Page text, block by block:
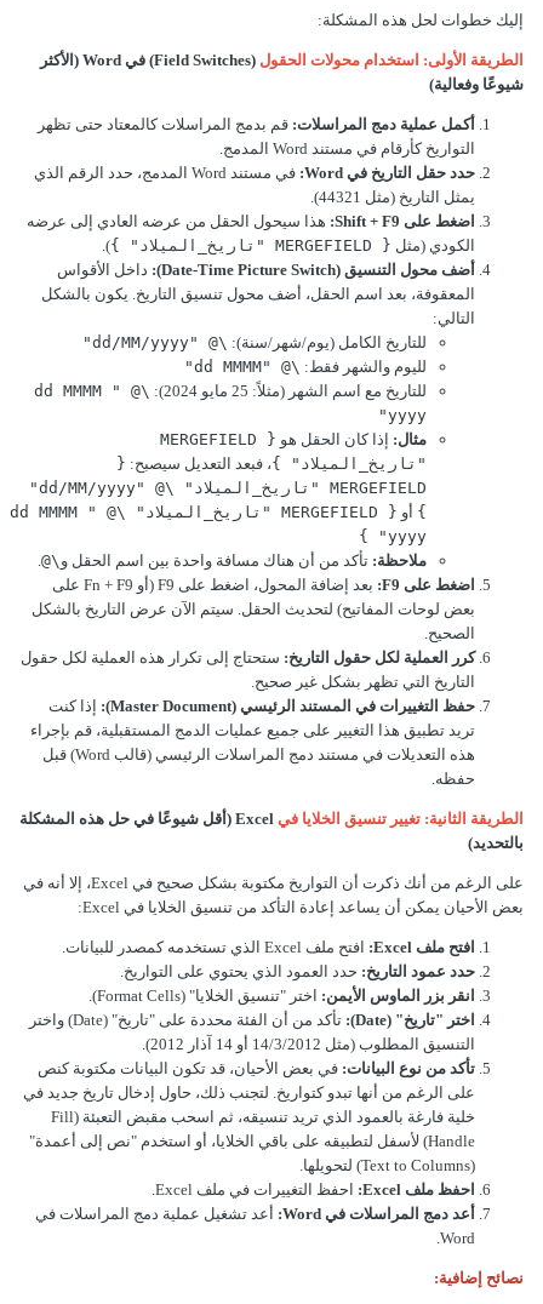
إليك خطوات لحل هذه المشكلة:
الطريقة الأولى: استخدام محولات الحقول
(Field Switches) في Word (الأكثر
شيوعًا وفعالية)
أكمل عملية دمج المراسلات:قم بدمج المراسلات كالمعتاد حتى تظهر
التواريخ كأرقام في مستند Word المدمج.
حدد حقل التاريخ في Word:
في مستند Word المدمج، حدد الرقم الذي
يمثل التاريخ (مثل 44321).
اضغط على Shift + F9:
هذا سيحول الحقل من عرضه العادي إلى عرضه
الكودي (مثل { MERGEFIELD "تاريخ_الميلاد" }
).
أضف محول التنسيق (Date-Time Picture Switch):
داخل الأقواس
المعقوفة، بعد اسم الحقل، أضف محول تنسيق التاريخ. يكون بالشكل
التالي:
للتاريخ الكامل (يوم/شهر/سنة): \@ "dd/MM/yyyy"
لليوم والشهر فقط: \@ "dd MMMM"
للتاريخ مع اسم الشهر (مثلاً: 25 مايو 2024):
\@ "dd MMMM
yyyy"
مثال:إذا كان الحقل هو
{ MERGEFIELD
"تاريخ_الميلاد" }، فبعد التعديل سيصبح: {
MERGEFIELD "تاريخ_الميلاد" \@ "dd/MM/yyyy"
}أو
{ MERGEFIELD "تاريخ_الميلاد" \@ "dd MMMM
yyyy" }
ملاحظة:تأكد من أن هناك مسافة واحدة بين اسم الحقل و\@
.
اضغط على F9:
بعد إضافة المحول، اضغط على F9 (أو Fn + F9 على
بعض لوحات المفاتيح) لتحديث الحقل. سيتم الآن عرض التاريخ بالشكل
الصحيح.
كرر العملية لكل حقول التاريخ:ستحتاج إلى تكرار هذه العملية لكل حقول
التاريخ التي تظهر بشكل غير صحيح.
حفظ التغييرات في المستند الرئيسي (Master Document):
إذا كنت
تريد تطبيق هذا التغيير على جميع عمليات الدمج المستقبلية، قم بإجراء
هذه التعديلات في مستند دمج المراسلات الرئيسي (قالب Word) قبل
حفظه.
الطريقة الثانية: تغيير تنسيق الخلايا في
Excel (أقل شيوعًا في حل هذه المشكلة
بالتحديد)
على الرغم من أنك ذكرت أن التواريخ مكتوبة بشكل صحيح في Excel، إلا أنه في
بعض الأحيان يمكن أن يساعد إعادة التأكد من تنسيق الخلايا في Excel:
افتح ملف Excel:
افتح ملف Excel الذي تستخدمه كمصدر للبيانات.
حدد عمود التاريخ:حدد العمود الذي يحتوي على التواريخ.
انقر بزر الماوس الأيمن:اختر "تنسيق الخلايا" (Format Cells).
اختر "تاريخ" (Date):
تأكد من أن الفئة محددة على "تاريخ" (Date) واختر
التنسيق المطلوب (مثل 14/3/2012 أو 14 آذار 2012).
تأكد من نوع البيانات:في بعض الأحيان، قد تكون البيانات مكتوبة كنص
على الرغم من أنها تبدو كتواريخ. لتجنب ذلك، حاول إدخال تاريخ جديد في
خلية فارغة بالعمود الذي تريد تنسيقه، ثم اسحب مقبض التعبئة (Fill
Handle) لأسفل لتطبيقه على باقي الخلايا، أو استخدم "نص إلى أعمدة"
احفظ ملف Excel:
احفظ التغييرات في ملف Excel.
أعد دمج المراسلات في Word:
أعد تشغيل عملية دمج المراسلات في
Word.
نصائح إضافية: